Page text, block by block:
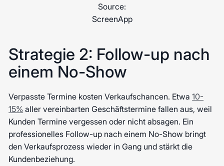
Source:
ScreenApp
Strategie 2: Follow-up nach
einem No-Show
Verpasste Termine kosten Verkaufschancen. Etwa10-
15% aller vereinbarten Geschäftstermine fallen aus, weil
Kunden Termine vergessen oder nicht absagen. Ein
professionelles Follow-up nach einem No-Show bringt
den Verkaufsprozess wieder in Gang und stärkt die
Kundenbeziehung.